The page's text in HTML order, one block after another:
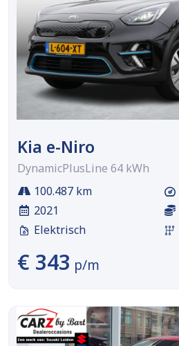
Kia e-Niro
DynamicPlusLine 64 kWh
100.487 km
2021
Elektrisch
€ 343 p/m